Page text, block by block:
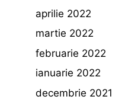
aprilie 2022
martie 2022
februarie 2022
ianuarie 2022
decembrie 2021